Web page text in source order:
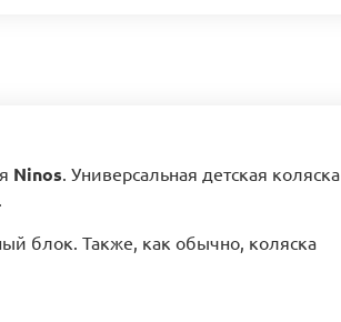
Ninos . Универсальная детская коляска
блок. Также, как обычно, коляска